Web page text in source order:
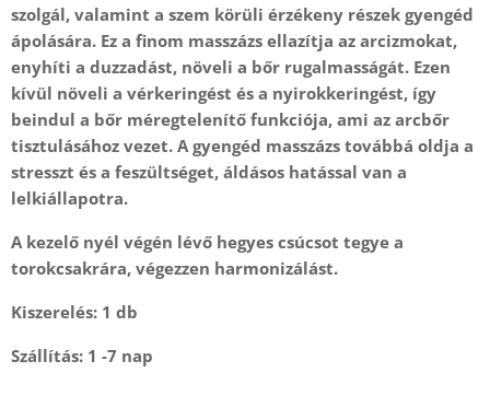
szolgál, valamint a szem körüli érzékeny részek gyengéd
ápolására. Ez a finom masszázs ellazítja az arcizmokat,
enyhíti a duzzadást, növeli a bőr rugalmasságát. Ezen
kívül növeli a vérkeringést és a nyirokkeringést, így
beindul a bőr méregtelenítő funkciója, ami az arcbőr
tisztulásához vezet. A gyengéd masszázs továbbá oldja a
stresszt és a feszültséget, áldásos hatással van a
lelkiállapotra.
A kezelő nyél végén lévő hegyes csúcsot tegye a
torokcsakrára, végezzen harmonizálást.
Kiszerelés: 1 db
Szállítás: 1 -7 nap